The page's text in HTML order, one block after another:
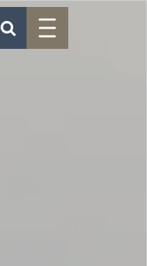
SEARCH
Menu